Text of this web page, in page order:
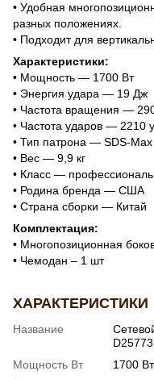
• Удобная
разных положениях.
• Подходит для
Характеристики:
• Мощность — 1700 Вт
• Энергия удара — 19 Дж
• Частота вращения —
• Частота ударов — 2210
• Тип патрона — SDS-Max
• Вес — 9,9 кг
• Класс —
• Родина бренда — США
• Страна сборки — Китай
Комплектация:
• Многопозиционная
• Чемодан – 1 шт
ХАРАКТЕРИСТИКИ
Название
Мощность Вт
1700 Вт